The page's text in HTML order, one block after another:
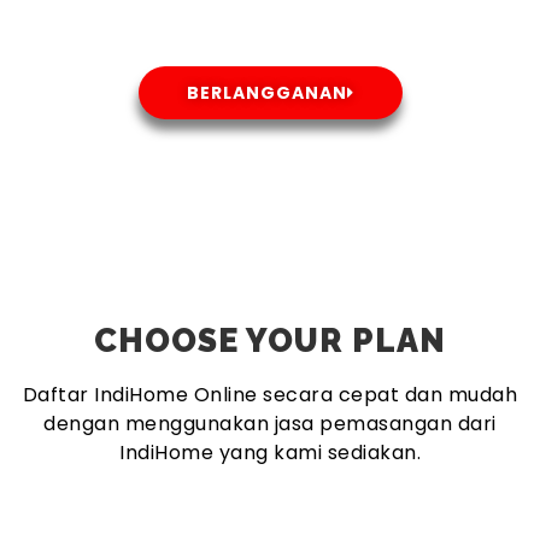
BERLANGGANAN
CHOOSE YOUR PLAN
Daftar IndiHome Online secara cepat dan mudah
dengan menggunakan jasa pemasangan dari
IndiHome yang kami sediakan.